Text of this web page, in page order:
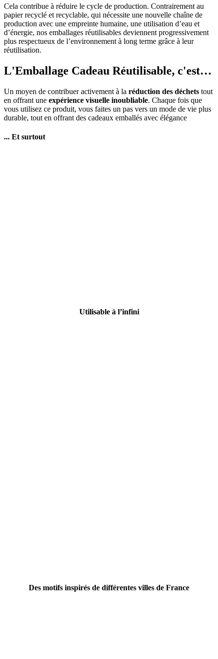
Cela contribue à réduire le cycle de production. Contrairement au
papier recyclé et recyclable, qui nécessite une nouvelle chaîne de
production avec une empreinte humaine, une utilisation d’eau et
d’énergie, nos emballages réutilisables deviennent progressivement
plus respectueux de l’environnement à long terme grâce à leur
réutilisation.
L'Emballage Cadeau Réutilisable, c'est…
Un moyen de contribuer activement à la réduction des déchets tout
en offrant une expérience visuelle inoubliable. Chaque fois que
vous utilisez ce produit, vous faites un pas vers un mode de vie plus
durable, tout en offrant des cadeaux emballés avec élégance
... Et surtout
Utilisable à l’infini
Des motifs inspirés de différentes villes de France